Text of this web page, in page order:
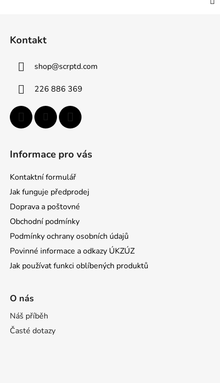
Kontakt
shop@scrptd.com
226 886 369
Informace pro vás
Kontaktní formulář
Jak funguje předprodej
Doprava a poštovné
Obchodní podmínky
Podmínky ochrany osobních údajů
Povinné informace a odkazy ÚKZÚZ
Jak používat funkci oblíbených produktů
O nás
Náš příběh
Časté dotazy